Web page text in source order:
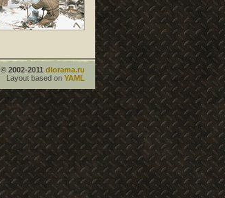
© 2002-2011 diorama.ru
Layout based on YAML